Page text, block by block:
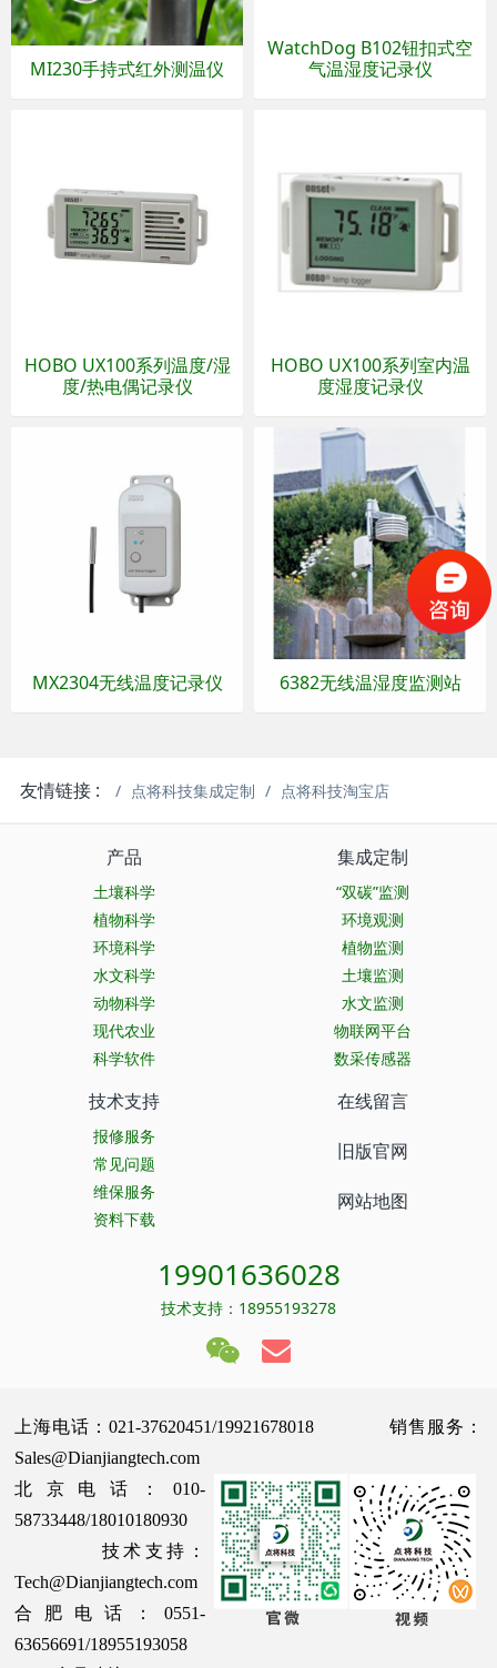
WatchDog B102钮扣式空
气温湿度记录仪
MI230手持式红外测温仪
HOBO UX100系列温度/湿
度/热电偶记录仪
HOBO UX100系列室内温
度湿度记录仪
MX2304无线温度记录仪 6382无线温湿度监测站
友情链接 : 点将科技集成定制 点将科技淘宝店
产品
土壤科学
植物科学
环境科学
水文科学
动物科学
现代农业
科学软件
集成定制
“双碳”监测
环境观测
植物监测
土壤监测
水文监测
物联网平台
数采传感器
技术支持
报修服务
常见问题
维保服务
资料下载
在线留言
旧版官网
网站地图
19901636028
技术支持：18955193278
上海电话：021-37620451/19921678018 销售服务：
Sales@Dianjiangtech.com
北京电话：010-
58733448/18010180930
技术支持：
Tech@Dianjiangtech.com
合肥电话：0551-
63656691/18955193058